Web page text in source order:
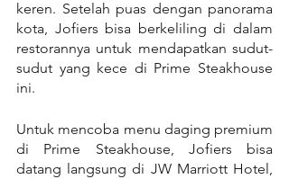
keren. Setelah puas dengan panorama
kota, Jofiers bisa berkeliling di dalam
restorannya untuk mendapatkan sudut-
sudut yang kece di Prime Steakhouse
ini.
Untuk mencoba menu daging premium
di Prime Steakhouse, Jofiers bisa
datang langsung di JW Marriott Hotel,